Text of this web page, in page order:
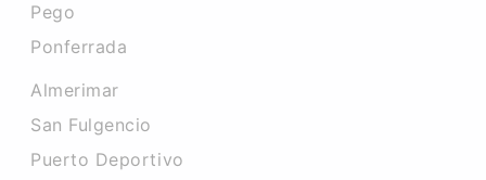
Pego
Ponferrada
Almerimar
San Fulgencio
Puerto Deportivo